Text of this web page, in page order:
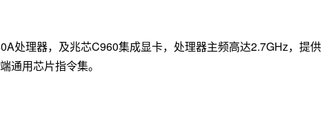
处理器，及兆芯C960集成显卡，处理器主频高达2.7GHz，提供
通用芯片指令集。